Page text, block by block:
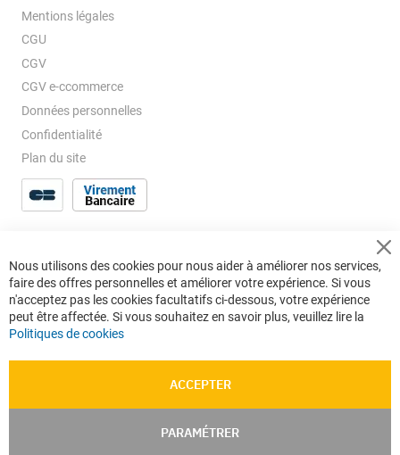
Mentions légales
CGU
CGV
CGV e-ccommerce
Données personnelles
Confidentialité
Plan du site
Nous utilisons des cookies pour nous aider à améliorer nos services,
faire des offres personnelles et améliorer votre expérience. Si vous
n'acceptez pas les cookies facultatifs ci-dessous, votre expérience
peut être affectée. Si vous souhaitez en savoir plus, veuillez lire la
Politiques de cookies
ACCEPTER
PARAMÉTRER